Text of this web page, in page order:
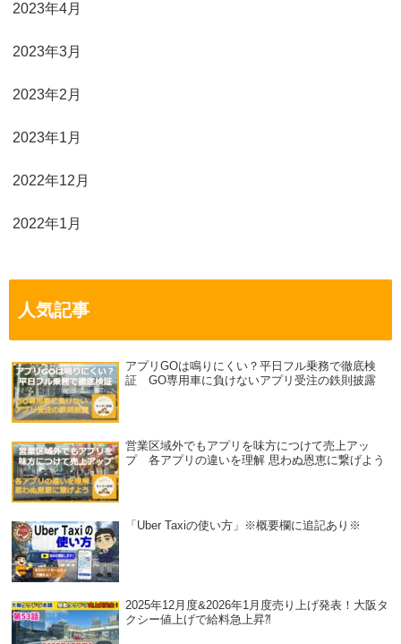
2023年4月
2023年3月
2023年2月
2023年1月
2022年12月
2022年1月
人気記事
アプリGOは鳴りにくい？平日フル乗務で徹底検
証 GO専用車に負けないアプリ受注の鉄則披露
営業区域外でもアプリを味方につけて売上アッ
プ 各アプリの違いを理解 思わぬ恩恵に繋げよう
「Uber Taxiの使い方」※概要欄に追記あり※
2025年12月度&2026年1月度売り上げ発表！大阪タ
クシー値上げで給料急上昇⁈